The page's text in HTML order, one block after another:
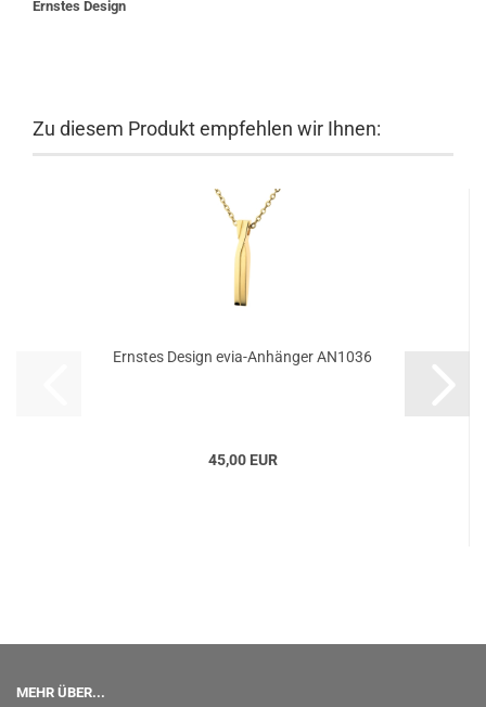
Ernstes Design
Zu diesem Produkt empfehlen wir Ihnen:
Ernstes Design evia-Anhänger AN1036
45,00 EUR
MEHR ÜBER...